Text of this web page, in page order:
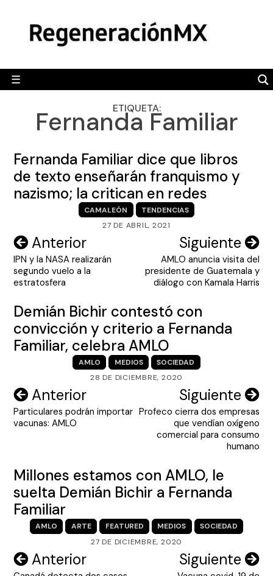
content
☰
POLÍTICA
CAMALEÓN
OPINIÓN
ENGLISH SECTION
VIDEOS
ETIQUETA:
Fernanda Familiar
Fernanda Familiar dice que libros
de texto enseñarán franquismo y
nazismo; la critican en redes
CAMALEÓN
TENDENCIAS
27 DE ABRIL, 2021
Navegación
de
entradas
Anterior
IPN y la NASA realizarán
segundo vuelo a la
estratosfera
Siguiente
AMLO anuncia visita del
presidente de Guatemala y
diálogo con Kamala Harris
Demián Bichir contestó con
convicción y criterio a Fernanda
Familiar, celebra AMLO
AMLO MEDIOS
SOCIEDAD
28 DE DICIEMBRE, 2020
Navegación
de
Anterior
Particulares podrán importar
vacunas: AMLO
Siguiente
Profeco cierra dos empresas
que vendían oxígeno
comercial para consumo
humano
Millones estamos con AMLO, le
suelta Demián Bichir a Fernanda
Familiar
AMLO ARTE FEATURED MEDIOS
SOCIEDAD
27 DE DICIEMBRE, 2020
Navegación
Anterior Siguiente